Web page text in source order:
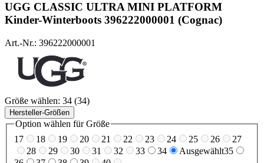
UGG CLASSIC ULTRA MINI PLATFORM
Kinder-Winterboots 396222000001 (Cognac)
Art.-Nr.: 396222000001
Größe wählen: 34 (34)
Hersteller-Größen
Option wählen für Größe
17
18 19 20 21 22 23 24 25 26
27
28
29 30 31 32 33 34 Ausgewählt35